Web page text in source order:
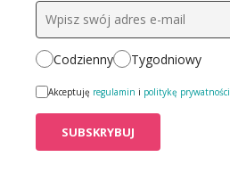
Codzienny Tygodniowy
Akceptuję regulamin i politykę prywatności